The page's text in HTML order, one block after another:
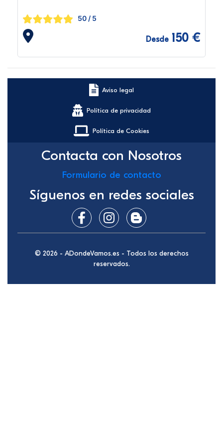
50 / 5
Desde 150 €
Aviso legal
Política de privacidad
Política de Cookies
Contacta con Nosotros
Formulario de contacto
Síguenos en redes sociales
© 2026 - ADondeVamos.es - Todos los derechos
reservados.